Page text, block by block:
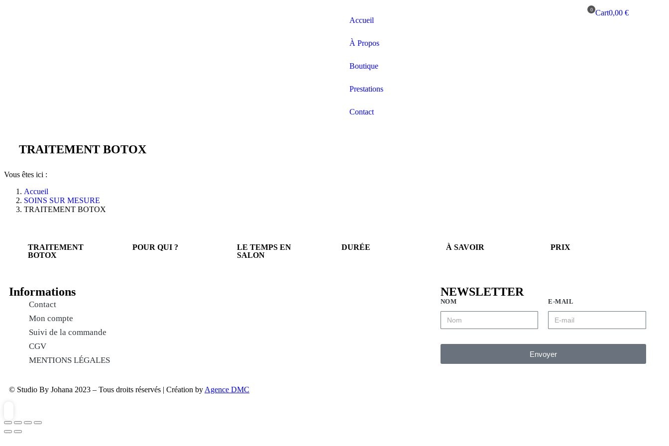
Accueil
À Propos
Boutique
Prestations
Contact
Cart0,00 €
TRAITEMENT BOTOX
Vous êtes ici :
Accueil
SOINS SUR MESURE
TRAITEMENT BOTOX
TRAITEMENT
BOTOX
POUR QUI ?
LE TEMPS EN
SALON
DURÉE À SAVOIR PRIX
Informations
Contact
Mon compte
Suivi de la commande
CGV
MENTIONS LÉGALES
NEWSLETTER
NOM E-MAIL
Envoyer
© Studio By Johana 2023 – Tous droits réservés | Création by Agence DMC